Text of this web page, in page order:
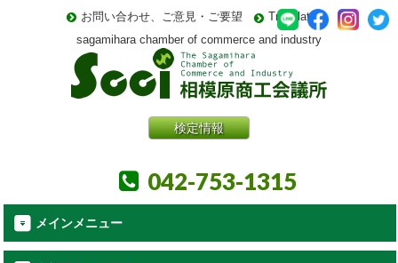
sagamihara chamber of commerce and industry
お問い合わせ、ご意見・ご要望 Translate
検定情報
042-753-1315
メインメニュー